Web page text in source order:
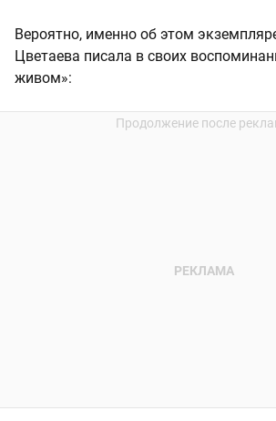
Вероятно, именно об этом
Цветаева писала в своих
живом»: